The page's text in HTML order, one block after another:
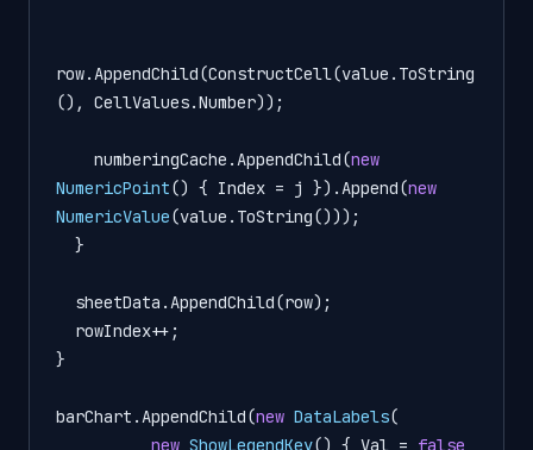
row.AppendChild(ConstructCell(value.ToString
(), CellValues.Number));
    numberingCache.AppendChild(
new
NumericPoint() { Index = j }).Append(new
NumericValue(value.ToString()));
}
barChart.AppendChild(new DataLabels(
new ShowLegendKey() { Val = false